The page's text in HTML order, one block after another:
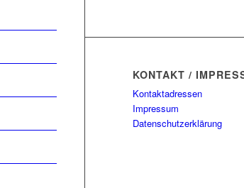
KONTAKT /
Kontaktadressen
Impressum
Datenschutzerklärung